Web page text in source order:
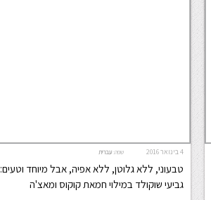
4 בינואר 2016 שפה: עברית
טבעוני, ללא גלוטן, ללא אפיה, אבל מיוחד וטעים:
גביעי שוקולד במילוי חמאת קוקוס ומאצ'ה